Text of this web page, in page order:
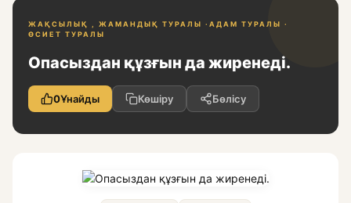
ЖАҚСЫЛЫҚ , ЖАМАНДЫҚ ТУРАЛЫ · АДАМ ТУРАЛЫ ·
ӨСИЕТ ТУРАЛЫ
Опасыздан құзғын да жиренеді.
0Ұнайды Көшіру Бөлісу